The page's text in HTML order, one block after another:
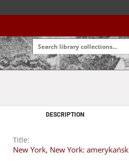
DESCRIPTION
Title:
New York, New York: